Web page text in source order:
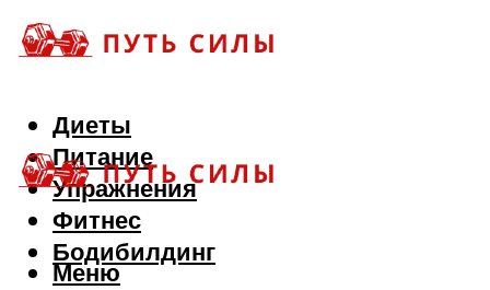
Диеты
Питание
Упражнения
Фитнес
Бодибилдинг
Меню